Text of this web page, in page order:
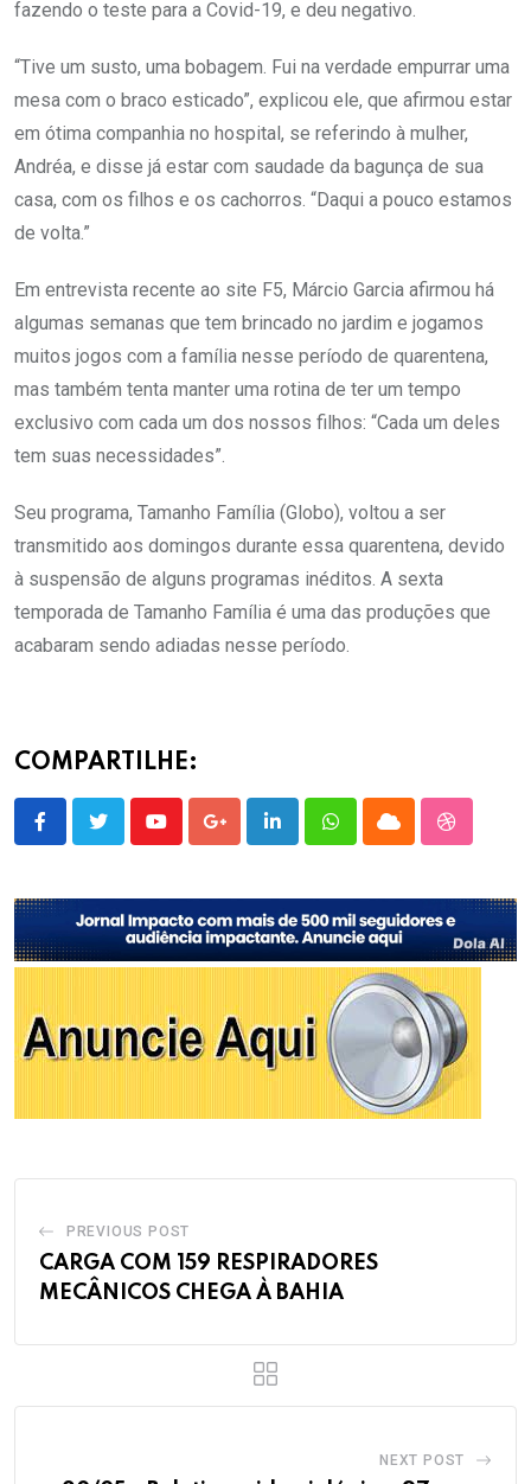
fazendo o teste para a Covid-19, e deu negativo.
“Tive um susto, uma bobagem. Fui na verdade empurrar uma
mesa com o braco esticado”, explicou ele, que afirmou estar
em ótima companhia no hospital, se referindo à mulher,
Andréa, e disse já estar com saudade da bagunça de sua
casa, com os filhos e os cachorros. “Daqui a pouco estamos
de volta.”
Em entrevista recente ao site F5, Márcio Garcia afirmou há
algumas semanas que tem brincado no jardim e jogamos
muitos jogos com a família nesse período de quarentena,
mas também tenta manter uma rotina de ter um tempo
exclusivo com cada um dos nossos filhos: “Cada um deles
tem suas necessidades”.
Seu programa, Tamanho Família (Globo), voltou a ser
transmitido aos domingos durante essa quarentena, devido
à suspensão de alguns programas inéditos. A sexta
temporada de Tamanho Família é uma das produções que
acabaram sendo adiadas nesse período.
COMPARTILHE:
YoutubeGoogle+LinkedInWhatsappCloud
PREVIOUS POST
CARGA COM 159 RESPIRADORES
MECÂNICOS CHEGA À BAHIA
NEXT POST